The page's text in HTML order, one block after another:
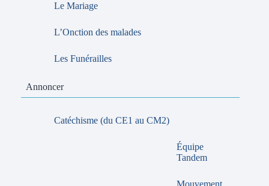
Le Mariage
L’Onction des malades
Les Funérailles
Annoncer
Catéchisme (du CE1 au CM2)
Équipe
Tandem